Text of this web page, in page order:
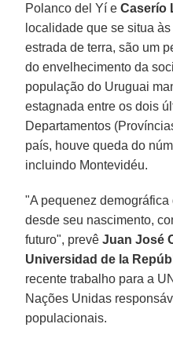
Polanco del Yí eCaserío
localidade que se situa
estrada de terra, são um
do envelhecimento da
população do Uruguai
estagnada entre os dois
Departamentos
país, houve queda do
incluindo Montevidéu.
"A pequenez
desde seu nascimento,
futuro", prevêJuan José
Universidad de la
recente trabalho para a
Nações Unidas
populacionais.